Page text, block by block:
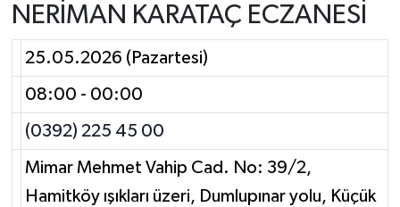
NERİMAN KARATAÇ ECZANESİ
25.05.2026 (Pazartesi)
08:00 - 00:00
(0392) 225 45 00
Mimar Mehmet Vahip Cad. No: 39/2,
Hamitköy ışıkları üzeri, Dumlupınar yolu, Küçük